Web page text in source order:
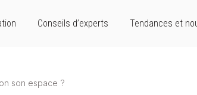
Conseils d’experts Tendances et
son espace ?